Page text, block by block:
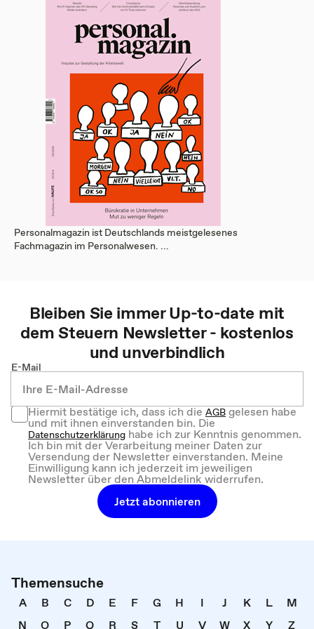
Personalmagazin ist Deutschlands meistgelesenes
Fachmagazin im Personalwesen. ...
Bleiben Sie immer Up-to-date mit
demSteuern Newsletter - kostenlos
und unverbindlich
E-Mail
Hiermit bestätige ich, dass ich dieAGBgelesen habe
und mit ihnen einverstanden bin. Die
Datenschutzerklärung habe ich zur Kenntnis genommen.
Ich bin mit der Verarbeitung meiner Daten zur
Versendung der Newsletter einverstanden. Meine
Einwilligung kann ich jederzeit im jeweiligen
Newsletter über den Abmeldelink widerrufen.
Jetzt abonnieren
Themensuche
A B C D E F G H I J K L
M
N
O P Q R S T U V W X Y Z